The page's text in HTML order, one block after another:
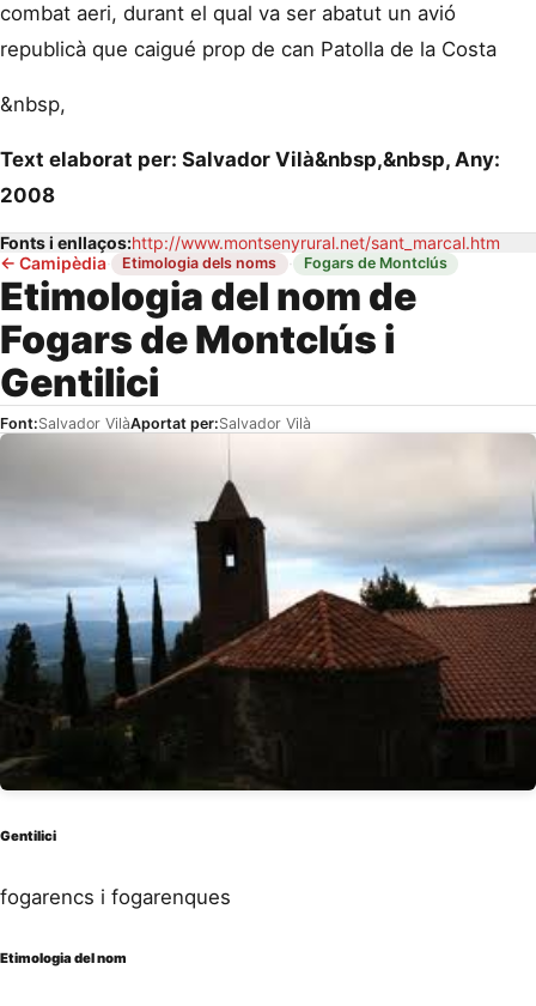
combat aeri, durant el qual va ser abatut un avió
republicà que caigué prop de can Patolla de la Costa
&nbsp,
Text elaborat per: Salvador Vilà&nbsp,&nbsp, Any:
2008
Fonts i enllaços:http://www.montsenyrural.net/sant_marcal.htm
← Camipèdia· Etimologia dels noms · Fogars de Montclús
Etimologia del nom de
Fogars de Montclús i
Gentilici
Font:Salvador VilàAportat per:Salvador Vilà
Gentilici
fogarencs i fogarenques
Etimologia del nom